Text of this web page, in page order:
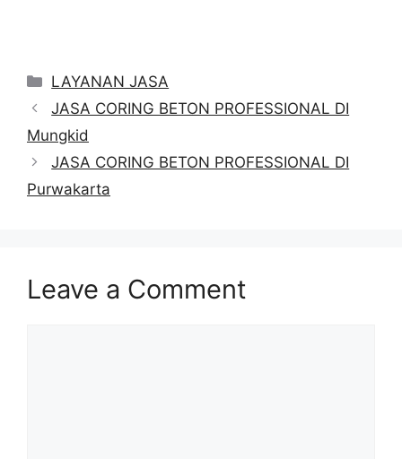
Categories
LAYANAN JASA
JASA CORING BETON PROFESSIONAL DI
Mungkid
JASA CORING BETON PROFESSIONAL DI
Purwakarta
Leave a Comment